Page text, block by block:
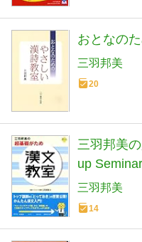
おとなの
三羽邦美
20
三羽邦美
up
三羽邦美
14